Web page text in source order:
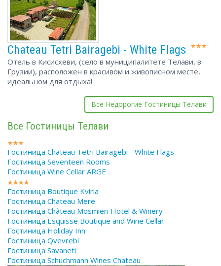
Chateau Tetri Bairagebi - White Flags
Отель в Кисисхеви, (село в муниципалитете Телави, в
Грузии), расположен в красивом и живописном месте,
идеальном для отдыха!
Все Недорогие Гостиницы Телави
Все Гостиницы Телави
Гостиница Chateau Tetri Bairagebi - White Flags
Гостиница Seventeen Rooms
Гостиница Wine Cellar ARGE
Гостиница Boutique Kviria
Гостиница Chateau Mere
Гостиница Château Mosmieri Hotel & Winery
Гостиница Esquisse Boutique and Wine Cellar
Гостиница Holiday Inn
Гостиница Qvevrebi
Гостиница Savaneti
Гостиница Schuchmann Wines Chateau